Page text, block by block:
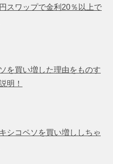
スワップで金利20％以上で
を買い増した理由をものす
明！
シコペソを買い増ししちゃ